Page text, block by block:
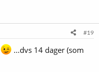
#19
...dvs 14 dager (som